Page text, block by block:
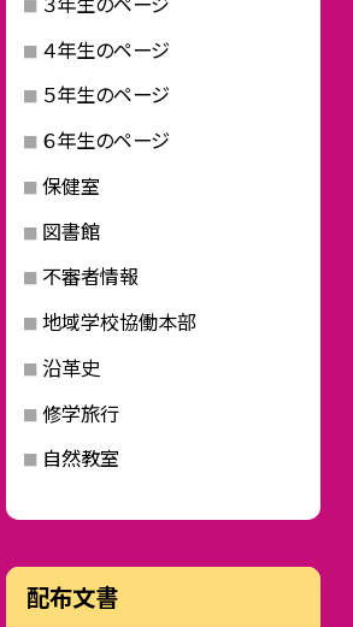
４年生のページ
５年生のページ
６年生のページ
保健室
図書館
不審者情報
地域学校協働本部
沿革史
修学旅行
自然教室
配布文書